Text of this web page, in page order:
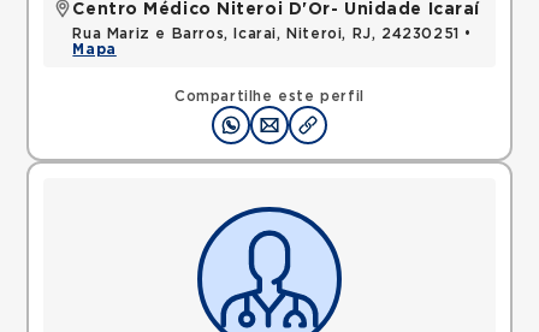
Compartilhe este perfil
Centro Médico Niteroi D'Or- Unidade Icaraí
Rua Mariz e Barros, Icarai, Niteroi, RJ, 24230251 •
Mapa